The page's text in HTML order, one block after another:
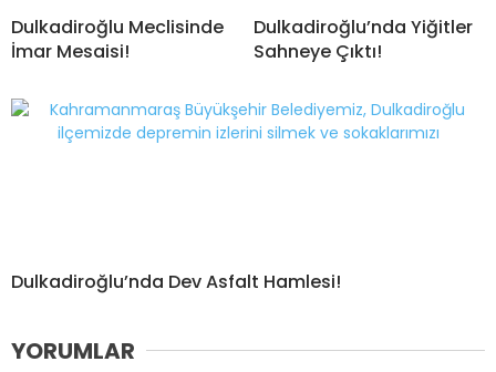
Dulkadiroğlu Meclisinde
İmar Mesaisi!
Dulkadiroğlu’nda Yiğitler
Sahneye Çıktı!
Dulkadiroğlu’nda Dev Asfalt Hamlesi!
YORUMLAR